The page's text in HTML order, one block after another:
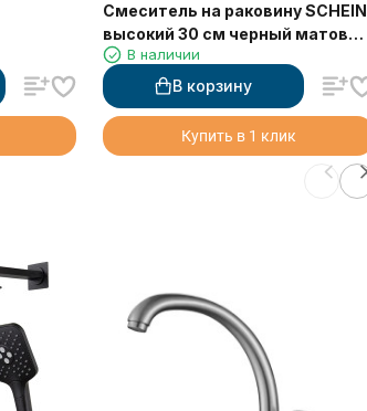
Смеситель на раковину SCHEIN
высокий 30 см черный
(8611-2BP)
В наличии
В корзину
Купить в 1 клик